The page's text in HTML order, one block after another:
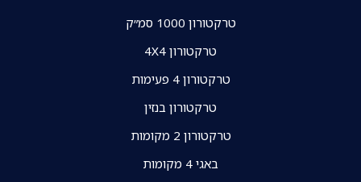
טרקטורון 1000 סמ״ק
טרקטורון 4X4
טרקטורון 4 פעימות
טרקטורון בנזין
טרקטורון 2 מקומות
באגי 4 מקומות